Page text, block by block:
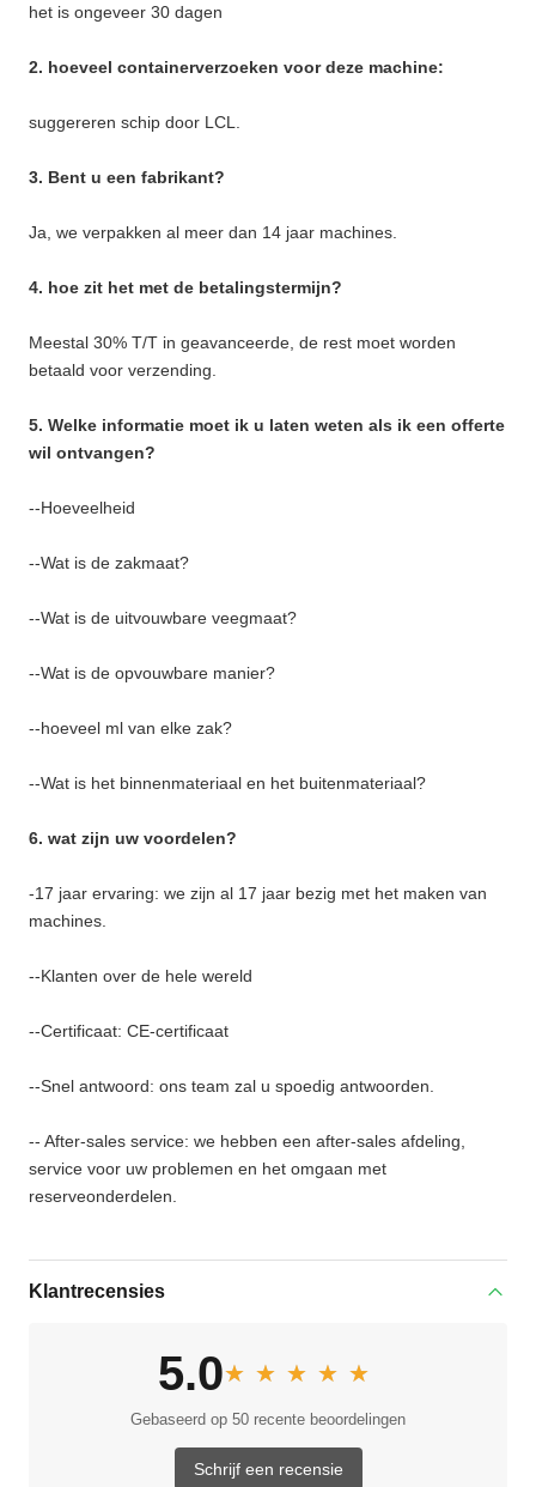
het is ongeveer 30 dagen
2. hoeveel containerverzoeken voor deze machine:
suggereren schip door LCL.
3. Bent u een fabrikant?
Ja, we verpakken al meer dan 14 jaar machines.
4. hoe zit het met de betalingstermijn?
Meestal 30% T/T in geavanceerde, de rest moet worden
betaald voor verzending.
5. Welke informatie moet ik u laten weten als ik een offerte
wil ontvangen?
--Hoeveelheid
--Wat is de zakmaat?
--Wat is de uitvouwbare veegmaat?
--Wat is de opvouwbare manier?
--hoeveel ml van elke zak?
--Wat is het binnenmateriaal en het buitenmateriaal?
6. wat zijn uw voordelen?
-17 jaar ervaring: we zijn al 17 jaar bezig met het maken van
machines.
--Klanten over de hele wereld
--Certificaat: CE-certificaat
--Snel antwoord: ons team zal u spoedig antwoorden.
-- After-sales service: we hebben een after-sales afdeling,
service voor uw problemen en het omgaan met
reserveonderdelen.
Klantrecensies
5.0★★★★★
★★★★★
Gebaseerd op 50 recente beoordelingen
Schrijf een recensie